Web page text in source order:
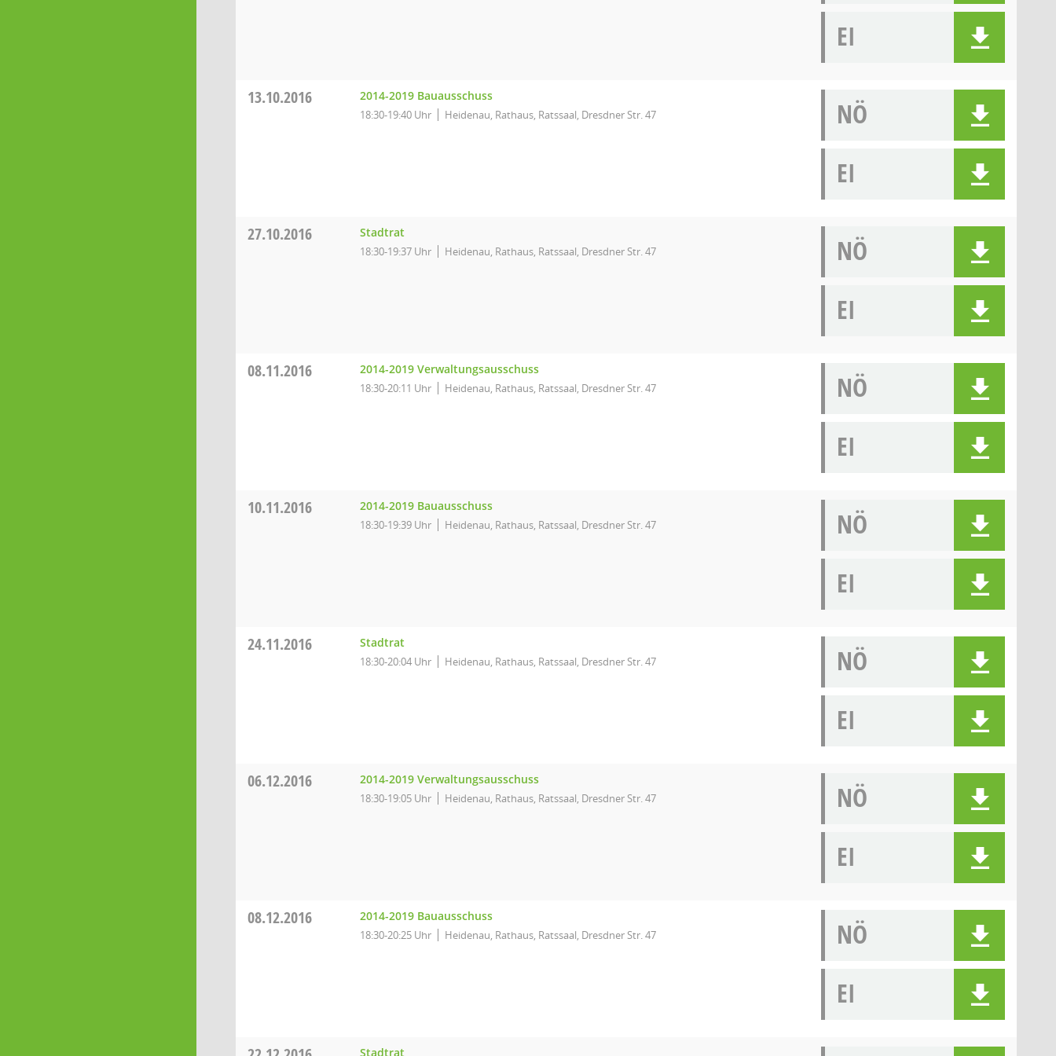
EI
13.10.2016 2014-2019 Bauausschuss
18:30-19:40 Uhr Heidenau, Rathaus, Ratssaal, Dresdner Str. 47
NÖ
EI
27.10.2016 Stadtrat
18:30-19:37 Uhr Heidenau, Rathaus, Ratssaal, Dresdner Str. 47
NÖ
EI
08.11.2016 2014-2019 Verwaltungsausschuss
18:30-20:11 Uhr Heidenau, Rathaus, Ratssaal, Dresdner Str. 47
NÖ
EI
10.11.2016 2014-2019 Bauausschuss
18:30-19:39 Uhr Heidenau, Rathaus, Ratssaal, Dresdner Str. 47
NÖ
EI
24.11.2016 Stadtrat
18:30-20:04 Uhr Heidenau, Rathaus, Ratssaal, Dresdner Str. 47
NÖ
EI
06.12.2016 2014-2019 Verwaltungsausschuss
18:30-19:05 Uhr Heidenau, Rathaus, Ratssaal, Dresdner Str. 47
NÖ
EI
08.12.2016 2014-2019 Bauausschuss
18:30-20:25 Uhr Heidenau, Rathaus, Ratssaal, Dresdner Str. 47
NÖ
EI
Stadtrat